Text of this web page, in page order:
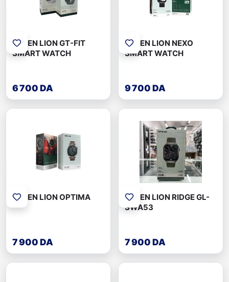
GREEN LION GT-FIT
SMART WATCH
6 700 DA
GREEN LION NEXO
SMART WATCH
9 700 DA
GREEN LION OPTIMA
7 900 DA
GREEN LION RIDGE GL-
SWA53
7 900 DA